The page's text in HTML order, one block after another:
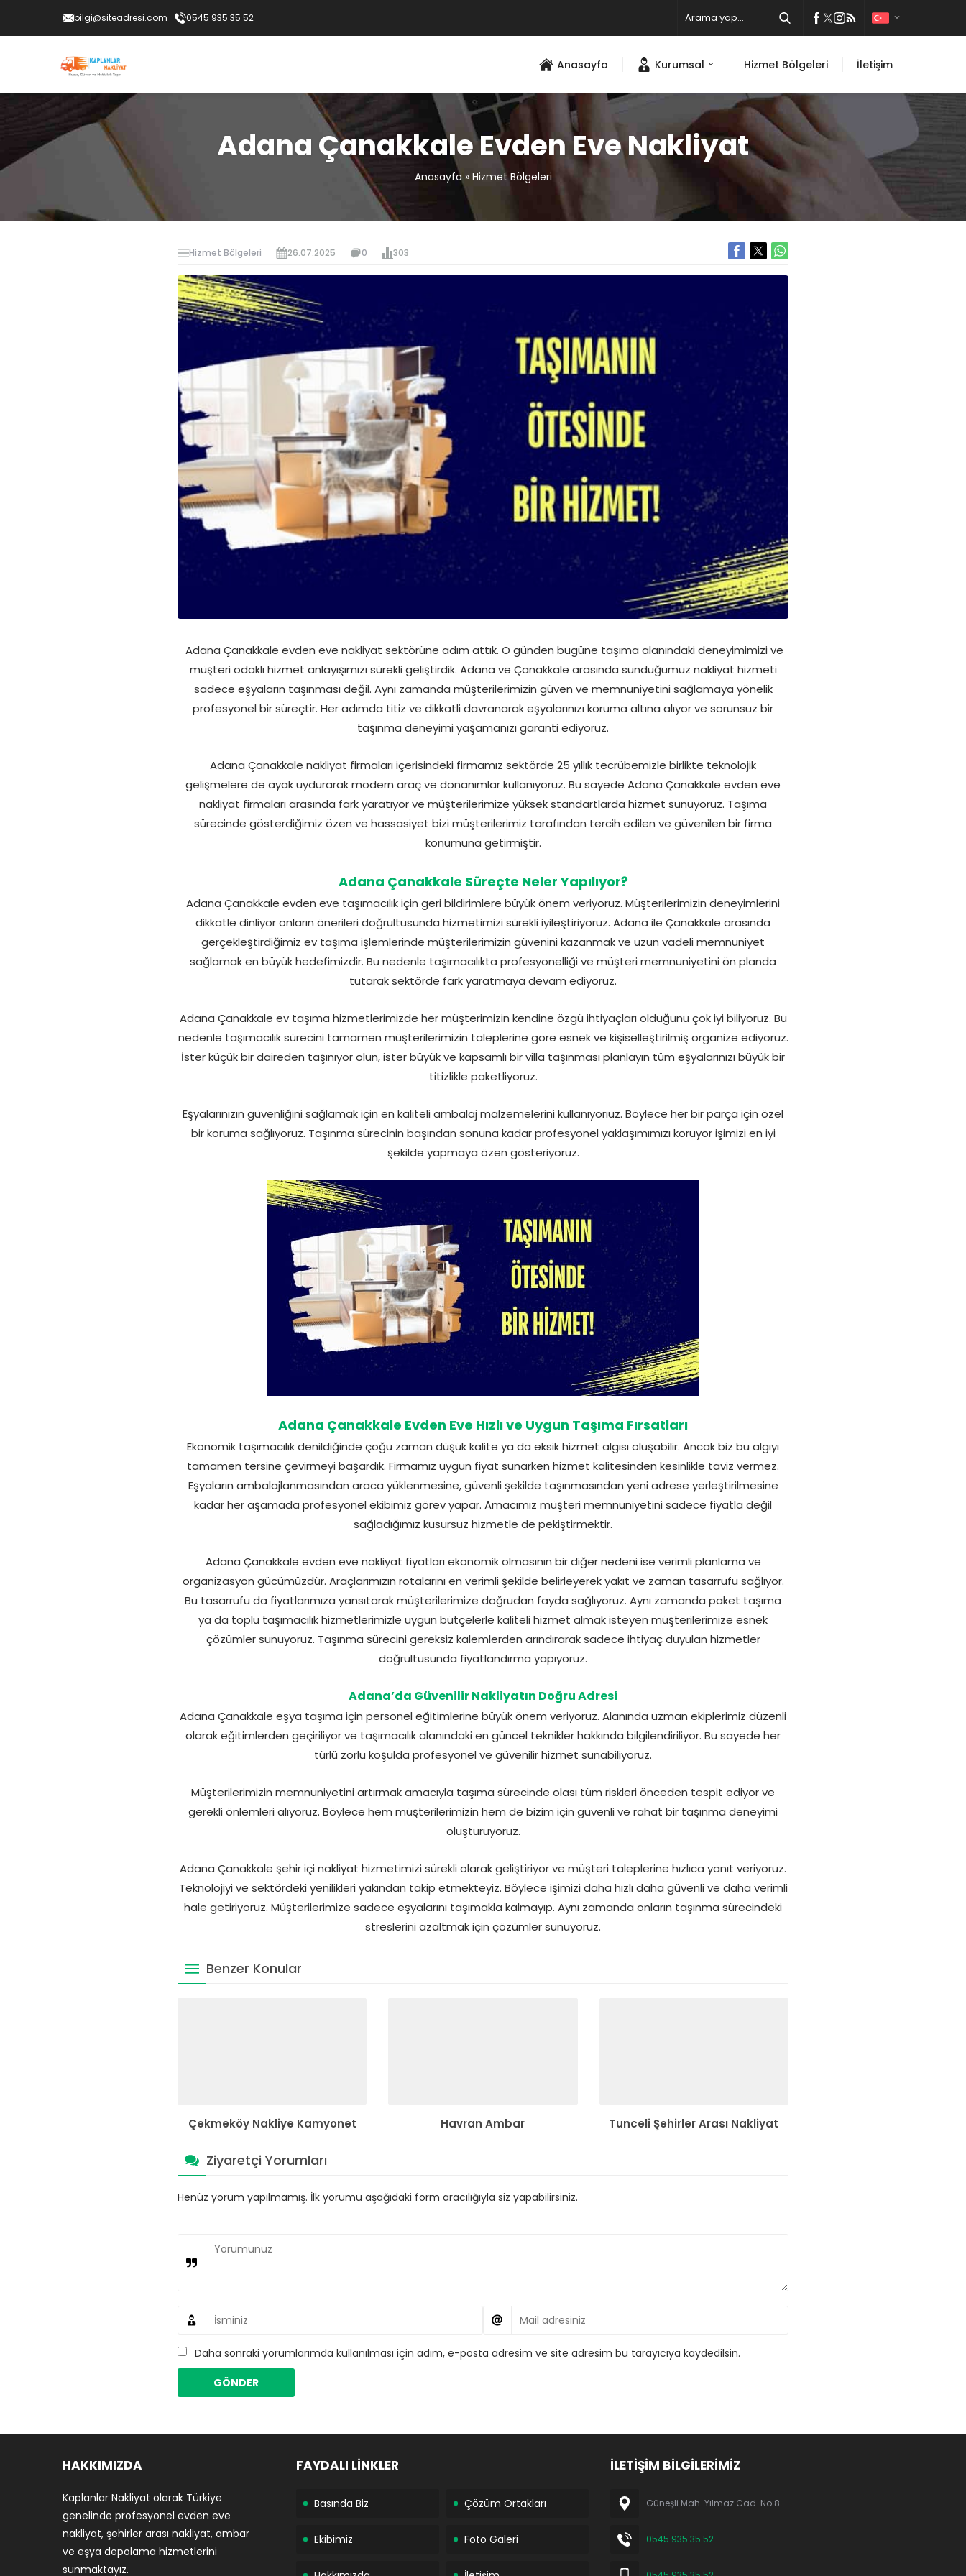
bilgi@siteadresi.com 0545 935 35 52
Anasayfa Kurumsal Hizmet Bölgeleri İletişim
Adana Çanakkale Evden Eve Nakliyat
Anasayfa» Hizmet Bölgeleri
Hizmet Bölgeleri 26.07.2025 0 303
Adana Çanakkale evden eve nakliyat sektörüne adım attık. O günden bugüne taşıma alanındaki deneyimimizi ve
müşteri odaklı hizmet anlayışımızı sürekli geliştirdik. Adana ve Çanakkale arasında sunduğumuz nakliyat hizmeti
sadece eşyaların taşınması değil. Aynı zamanda müşterilerimizin güven ve memnuniyetini sağlamaya yönelik
profesyonel bir süreçtir. Her adımda titiz ve dikkatli davranarak eşyalarınızı koruma altına alıyor ve sorunsuz bir
taşınma deneyimi yaşamanızı garanti ediyoruz.
Adana Çanakkale nakliyat firmaları içerisindeki firmamız sektörde 25 yıllık tecrübemizle birlikte teknolojik
gelişmelere de ayak uydurarak modern araç ve donanımlar kullanıyoruz. Bu sayede Adana Çanakkale evden eve
nakliyat firmaları arasında fark yaratıyor ve müşterilerimize yüksek standartlarda hizmet sunuyoruz. Taşıma
sürecinde gösterdiğimiz özen ve hassasiyet bizi müşterilerimiz tarafından tercih edilen ve güvenilen bir firma
konumuna getirmiştir.
Adana Çanakkale Süreçte Neler Yapılıyor?
Adana Çanakkale evden eve taşımacılık için geri bildirimlere büyük önem veriyoruz. Müşterilerimizin deneyimlerini
dikkatle dinliyor onların önerileri doğrultusunda hizmetimizi sürekli iyileştiriyoruz. Adana ile Çanakkale arasında
gerçekleştirdiğimiz ev taşıma işlemlerinde müşterilerimizin güvenini kazanmak ve uzun vadeli memnuniyet
sağlamak en büyük hedefimizdir. Bu nedenle taşımacılıkta profesyonelliği ve müşteri memnuniyetini ön planda
tutarak sektörde fark yaratmaya devam ediyoruz.
Adana Çanakkale ev taşıma hizmetlerimizde her müşterimizin kendine özgü ihtiyaçları olduğunu çok iyi biliyoruz. Bu
nedenle taşımacılık sürecini tamamen müşterilerimizin taleplerine göre esnek ve kişiselleştirilmiş organize ediyoruz.
İster küçük bir daireden taşınıyor olun, ister büyük ve kapsamlı bir villa taşınması planlayın tüm eşyalarınızı büyük bir
titizlikle paketliyoruz.
Eşyalarınızın güvenliğini sağlamak için en kaliteli ambalaj malzemelerini kullanıyorıuz. Böylece her bir parça için özel
bir koruma sağlıyoruz. Taşınma sürecinin başından sonuna kadar profesyonel yaklaşımımızı koruyor işimizi en iyi
şekilde yapmaya özen gösteriyoruz.
Adana Çanakkale Evden Eve Hızlı ve Uygun Taşıma Fırsatları
Ekonomik taşımacılık denildiğinde çoğu zaman düşük kalite ya da eksik hizmet algısı oluşabilir. Ancak biz bu algıyı
tamamen tersine çevirmeyi başardık. Firmamız uygun fiyat sunarken hizmet kalitesinden kesinlikle taviz vermez.
Eşyaların ambalajlanmasından araca yüklenmesine, güvenli şekilde taşınmasından yeni adrese yerleştirilmesine
kadar her aşamada profesyonel ekibimiz görev yapar. Amacımız müşteri memnuniyetini sadece fiyatla değil
sağladığımız kusursuz hizmetle de pekiştirmektir.
Adana Çanakkale evden eve nakliyat fiyatları ekonomik olmasının bir diğer nedeni ise verimli planlama ve
organizasyon gücümüzdür. Araçlarımızın rotalarını en verimli şekilde belirleyerek yakıt ve zaman tasarrufu sağlıyor.
Bu tasarrufu da fiyatlarımıza yansıtarak müşterilerimize doğrudan fayda sağlıyoruz. Aynı zamanda paket taşıma
ya da toplu taşımacılık hizmetlerimizle uygun bütçelerle kaliteli hizmet almak isteyen müşterilerimize esnek
çözümler sunuyoruz. Taşınma sürecini gereksiz kalemlerden arındırarak sadece ihtiyaç duyulan hizmetler
doğrultusunda fiyatlandırma yapıyoruz.
Adana’da Güvenilir Nakliyatın Doğru Adresi
Adana Çanakkale eşya taşıma için personel eğitimlerine büyük önem veriyoruz. Alanında uzman ekiplerimiz düzenli
olarak eğitimlerden geçiriliyor ve taşımacılık alanındaki en güncel teknikler hakkında bilgilendiriliyor. Bu sayede her
türlü zorlu koşulda profesyonel ve güvenilir hizmet sunabiliyoruz.
Müşterilerimizin memnuniyetini artırmak amacıyla taşıma sürecinde olası tüm riskleri önceden tespit ediyor ve
gerekli önlemleri alıyoruz. Böylece hem müşterilerimizin hem de bizim için güvenli ve rahat bir taşınma deneyimi
oluşturuyoruz.
Adana Çanakkale şehir içi nakliyat hizmetimizi sürekli olarak geliştiriyor ve müşteri taleplerine hızlıca yanıt veriyoruz.
Teknolojiyi ve sektördeki yenilikleri yakından takip etmekteyiz. Böylece işimizi daha hızlı daha güvenli ve daha verimli
hale getiriyoruz. Müşterilerimize sadece eşyalarını taşımakla kalmayıp. Aynı zamanda onların taşınma sürecindeki
streslerini azaltmak için çözümler sunuyoruz.
Benzer Konular
Çekmeköy Nakliye Kamyonet Havran Ambar Tunceli Şehirler Arası Nakliyat
Ziyaretçi Yorumları
Henüz yorum yapılmamış. İlk yorumu aşağıdaki form aracılığıyla siz yapabilirsiniz.
Daha sonraki yorumlarımda kullanılması için adım, e-posta adresim ve site adresim bu tarayıcıya kaydedilsin.
HAKKIMIZDA
Kaplanlar Nakliyat olarak Türkiye
genelinde profesyonel evden eve
nakliyat, şehirler arası nakliyat, ambar
ve eşya depolama hizmetlerini
sunmaktayız.
FAYDALI LİNKLER
Basında Biz Çözüm Ortakları
Ekibimiz Foto Galeri
İLETİŞİM BİLGİLERİMİZ
Güneşli Mah. Yılmaz Cad. No:8
0545 935 35 52